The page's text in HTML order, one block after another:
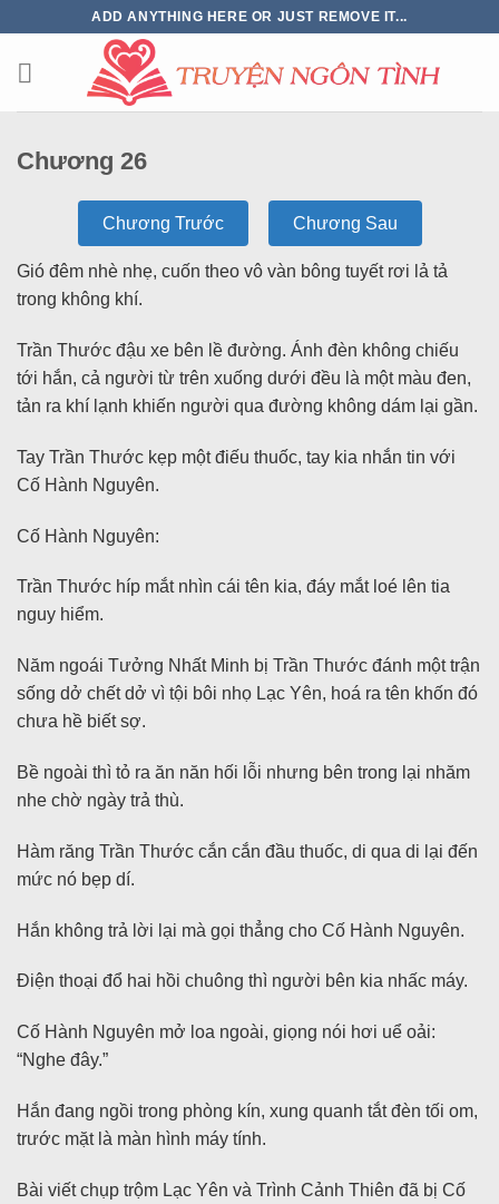
ADD ANYTHING HERE OR JUST REMOVE IT...
Chương 26
Chương Trước Chương Sau
Gió đêm nhè nhẹ, cuốn theo vô vàn bông tuyết rơi lả tả
trong không khí.
Trần Thước đậu xe bên lề đường. Ánh đèn không chiếu
tới hắn, cả người từ trên xuống dưới đều là một màu đen,
tản ra khí lạnh khiến người qua đường không dám lại gần.
Tay Trần Thước kẹp một điếu thuốc, tay kia nhắn tin với
Cố Hành Nguyên.
Cố Hành Nguyên:
Trần Thước híp mắt nhìn cái tên kia, đáy mắt loé lên tia
nguy hiểm.
Năm ngoái Tưởng Nhất Minh bị Trần Thước đánh một trận
sống dở chết dở vì tội bôi nhọ Lạc Yên, hoá ra tên khốn đó
chưa hề biết sợ.
Bề ngoài thì tỏ ra ăn năn hối lỗi nhưng bên trong lại nhăm
nhe chờ ngày trả thù.
Hàm răng Trần Thước cắn cắn đầu thuốc, di qua di lại đến
mức nó bẹp dí.
Hắn không trả lời lại mà gọi thẳng cho Cố Hành Nguyên.
Điện thoại đổ hai hồi chuông thì người bên kia nhấc máy.
Cố Hành Nguyên mở loa ngoài, giọng nói hơi uể oải:
“Nghe đây.”
Hắn đang ngồi trong phòng kín, xung quanh tắt đèn tối om,
trước mặt là màn hình máy tính.
Bài viết chụp trộm Lạc Yên và Trình Cảnh Thiên đã bị Cố